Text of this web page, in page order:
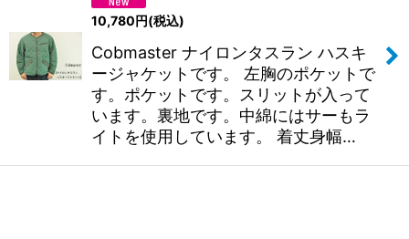
10,780円(税込)
Cobmaster ナイロンタスラン ハスキ
ージャケットです。 左胸のポケットで
す。ポケットです。スリットが入って
います。裏地です。中綿にはサーもラ
イトを使用しています。 着丈身幅…